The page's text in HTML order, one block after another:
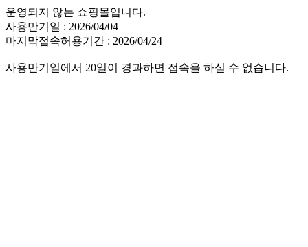
운영되지 않는 쇼핑몰입니다.
사용만기일 : 2026/04/04
마지막접속허용기간 : 2026/04/24
사용만기일에서 20일이 경과하면 접속을 하실 수 없습니다.